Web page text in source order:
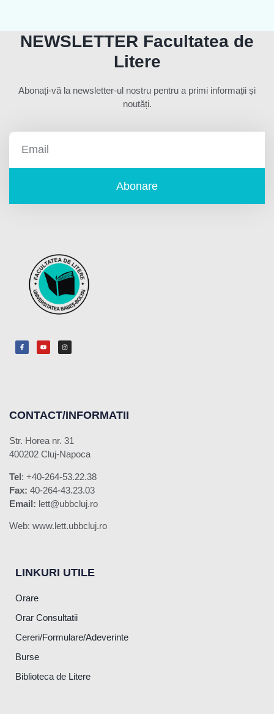
NEWSLETTER Facultatea de
Litere
Abonați-vă la newsletter-ul nostru pentru a primi informații și
noutăți.
Abonare
CONTACT/INFORMATII
Str. Horea nr. 31
400202 Cluj-Napoca
Tel: +40-264-53.22.38
Fax: 40-264-43.23.03
Email: lett@ubbcluj.ro
Web: www.lett.ubbcluj.ro
LINKURI UTILE
Orare
Orar Consultatii
Cereri/Formulare/Adeverinte
Burse
Biblioteca de Litere